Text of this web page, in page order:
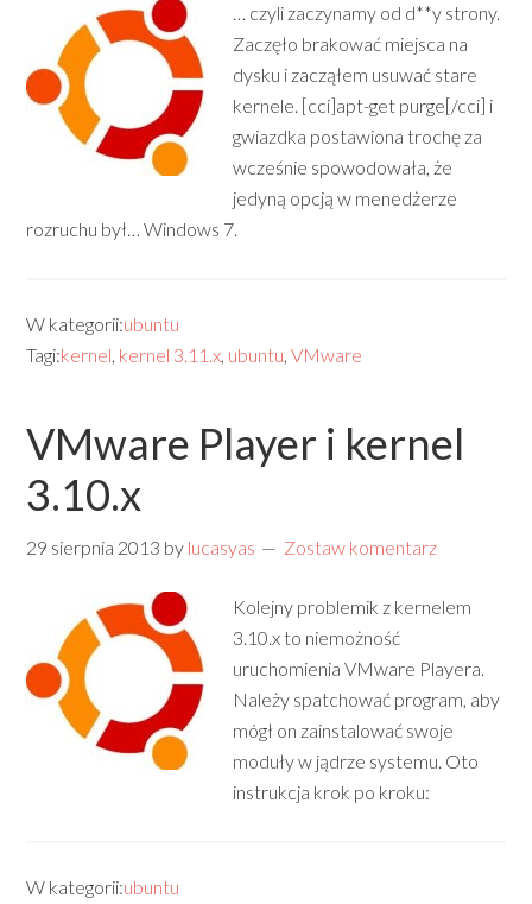
… czyli zaczynamy od d**y strony.
Zaczęło brakować miejsca na
dysku i zacząłem usuwać stare
kernele. [cci]apt-get purge[/cci] i
gwiazdka postawiona trochę za
wcześnie spowodowała, że
jedyną opcją w menedżerze
rozruchu był… Windows 7.
W kategorii:ubuntu
Tagi:kernel, kernel 3.11.x, ubuntu,VMware
VMware Player i kernel
3.10.x
29 sierpnia 2013 by lucasyas Zostaw komentarz
Kolejny problemik z kernelem
3.10.x to niemożność
uruchomienia VMware Playera.
Należy spatchować program, aby
mógł on zainstalować swoje
moduły w jądrze systemu. Oto
instrukcja krok po kroku:
W kategorii:ubuntu